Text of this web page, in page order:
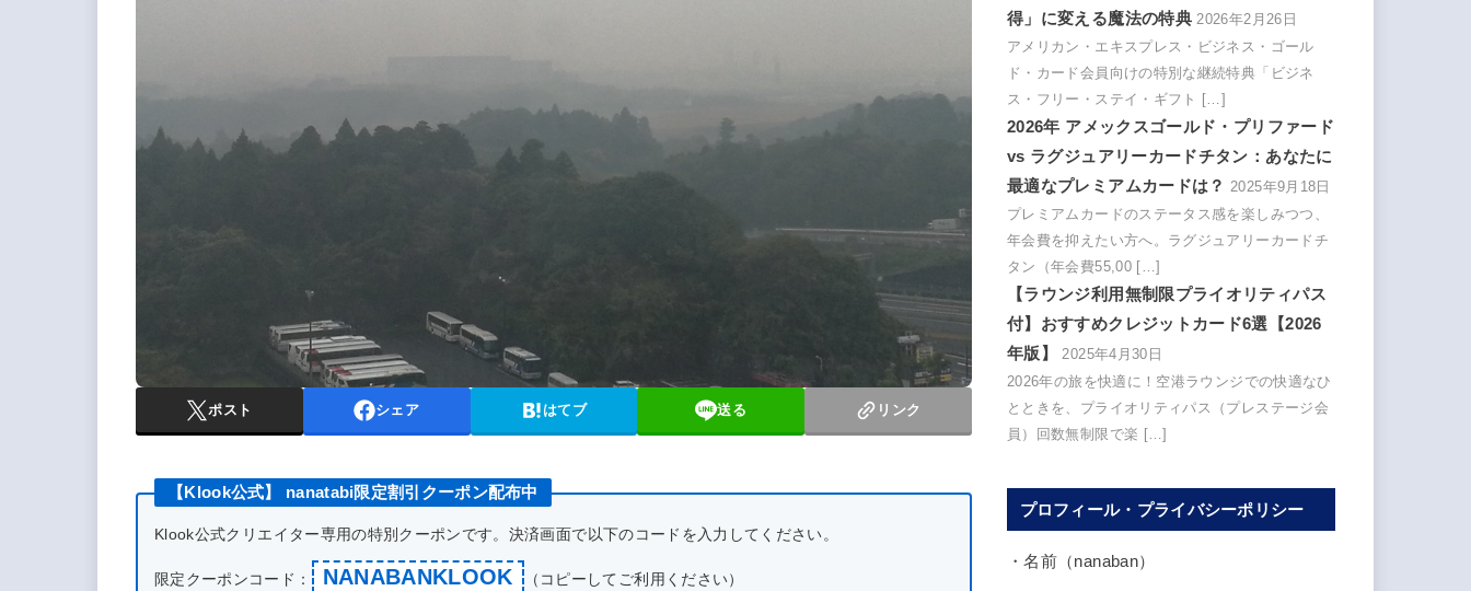
ポスト シェア はてブ 送る リンク
【Klook公式】 nanatabi限定割引クーポン配布中
Klook公式クリエイター専用の特別クーポンです。決済画面で以下のコードを入力してください。
限定クーポンコード： NANABANKLOOK （コピーしてご利用ください）
得」に変える魔法の特典 2026年2月26日
アメリカン・エキスプレス・ビジネス・ゴール
ド・カード会員向けの特別な継続特典「ビジネ
ス・フリー・ステイ・ギフト […]
2026年 アメックスゴールド・プリファード
vs ラグジュアリーカードチタン：あなたに
最適なプレミアムカードは？ 2025年9月18日
プレミアムカードのステータス感を楽しみつつ、
年会費を抑えたい方へ。ラグジュアリーカードチ
タン（年会費55,00 […]
【ラウンジ利用無制限プライオリティパス
付】おすすめクレジットカード6選【2026
年版】
2025年4月30日
2026年の旅を快適に！空港ラウンジでの快適なひ
とときを、プライオリティパス（プレステージ会
員）回数無制限で楽 […]
プロフィール・プライバシーポリシー
・名前（nanaban）